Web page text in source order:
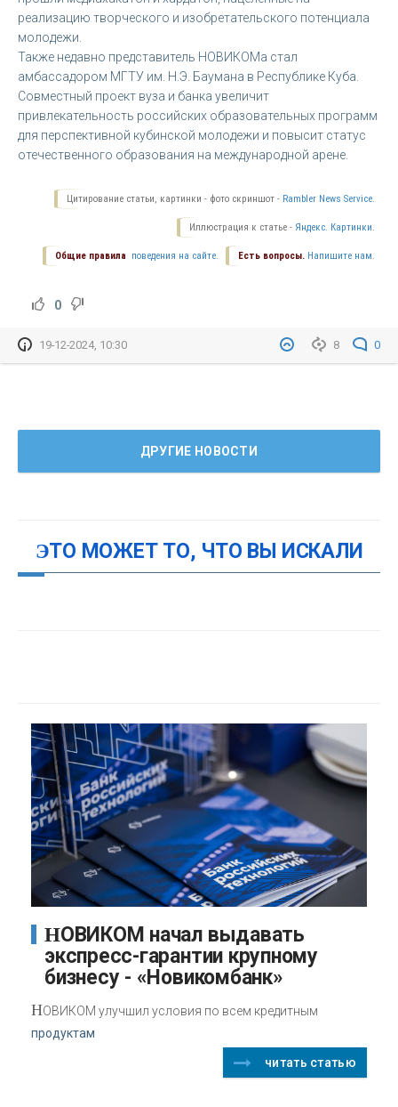
реализацию творческого и изобретательского потенциала
молодежи.
Также недавно представитель НОВИКОМа стал
амбассадором МГТУ им. Н.Э. Баумана в Республике Куба.
Совместный проект вуза и банка увеличит
привлекательность российских образовательных программ
для перспективной кубинской молодежи и повысит статус
отечественного образования на международной арене.
Цитирование статьи, картинки - фото скриншот - Rambler News Service.
Иллюстрация к статье - Яндекс. Картинки.
Есть вопросы. Напишите нам.
Общие правила поведения на сайте.
0
8 0
19-12-2024, 10:30
ДРУГИЕ НОВОСТИ
ЭТО МОЖЕТ ТО, ЧТО ВЫ ИСКАЛИ
НОВИКОМ начал выдавать
экспресс-гарантии крупному
бизнесу - «Новикомбанк»
НОВИКОМ улучшил условия по всем кредитным
продуктам
читать статью